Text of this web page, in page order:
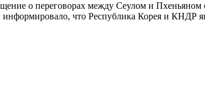
о переговорах между Сеулом и Пхеньяном
что Республика Корея и КНДР